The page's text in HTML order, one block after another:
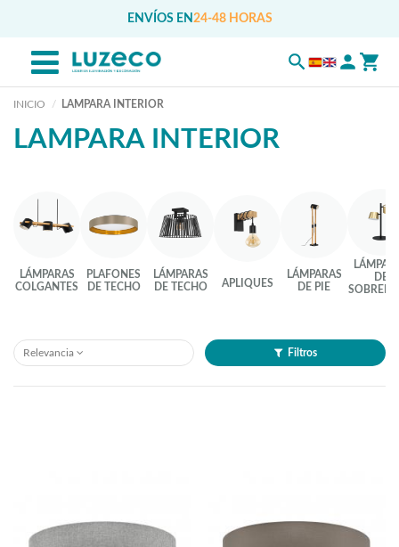
ENVÍOS EN 24-48 HORAS
INICIO LAMPARA INTERIOR
LAMPARA INTERIOR
LÁMPARAS
COLGANTES
PLAFONES
DE TECHO
LÁMPARAS
DE TECHO
APLIQUES
LÁMPARAS
DE PIE
DE
Relevancia Filtros